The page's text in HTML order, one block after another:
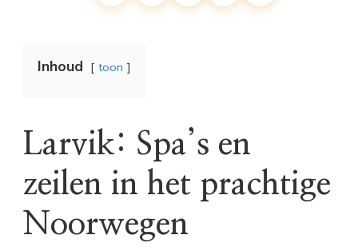
Inhoud toon
Larvik: Spa’s en
zeilen in het prachtige
Noorwegen